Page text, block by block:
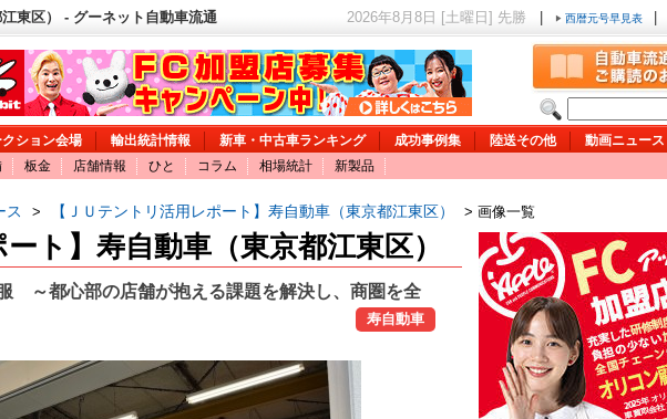
東区） - グーネット自動車流通 2026年8月8日 [土曜日] 先勝 西暦元号早見表
ション会場 輸出統計情報 新車・中古車ランキング 成功事例集 陸送その他
動画ニュース
板金 店舗情報 ひと コラム 相場統計 新製品
ス > 【ＪＵテントリ活用レポート】寿自動車（東京都江東区） > 画像一覧
ト】寿自動車（東京都江東区）
～都心部の店舗が抱える課題を解決し、商圏を全
寿自動車